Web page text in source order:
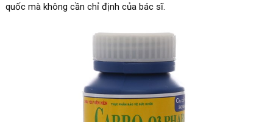
quốc mà không cần chỉ định của bác sĩ.